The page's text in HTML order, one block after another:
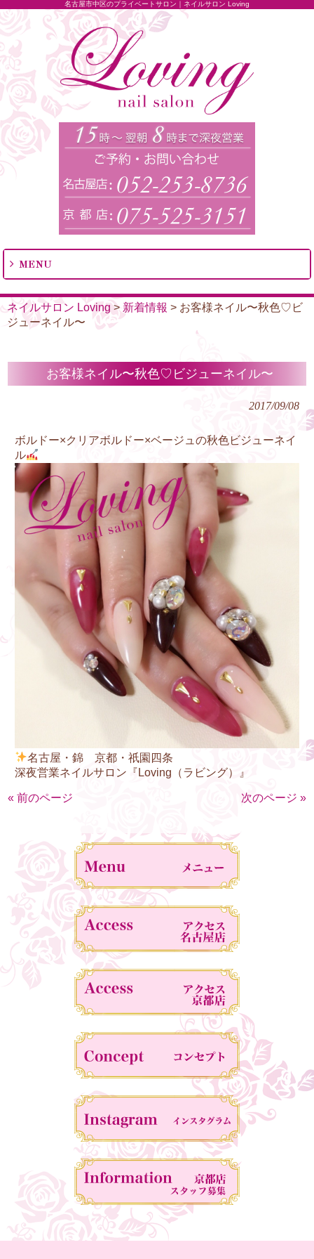
名古屋市中区のプライベートサロン｜ネイルサロン Loving
MENU
ネイルサロン Loving> 新着情報 > お客様ネイル〜秋色♡ビ
ジューネイル〜
お客様ネイル〜秋色♡ビジューネイル〜
2017/09/08
ボルドー×クリアボルドー×ベージュの秋色ビジューネイ
ル
名古屋・錦 京都・祇園四条
深夜営業ネイルサロン『Loving（ラビング）』
« 前のページ 次のページ »